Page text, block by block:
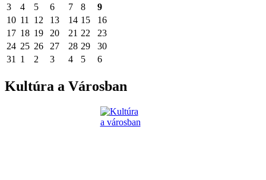
3
4 5 6 7 8
9
10 11 12 13 14 15
16
17 18 19 20 21 22
23
24 25 26 27 28 29
30
31
1 2 3 4 5 6
Kultúra a Városban